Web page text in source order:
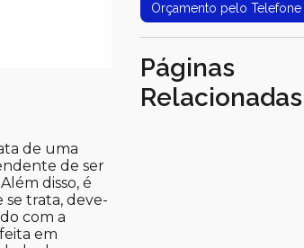
de uma
de ser
disso, é
trata, deve-
com a
em
Orçamento pelo Telefone
Páginas
Relacionadas